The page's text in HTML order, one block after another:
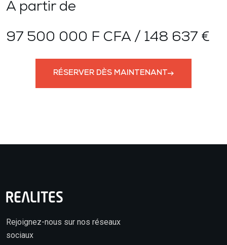
À partir de
97 500 000 F CFA / 148 637 €
RÉSERVER DÈS MAINTENANT
Rejoignez-nous sur nos réseaux
sociaux